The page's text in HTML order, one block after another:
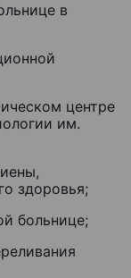
в
центре
им.
здоровья;
больнице;